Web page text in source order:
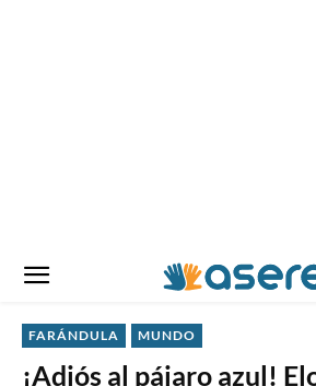
FARÁNDULA MUNDO
¡Adiós al pájaro azul!